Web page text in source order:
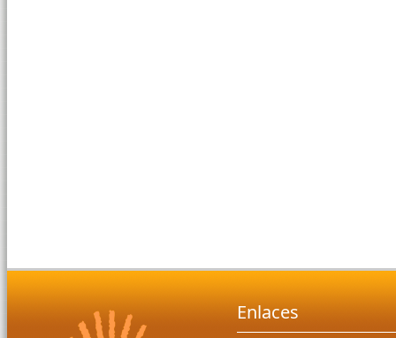
Enlaces